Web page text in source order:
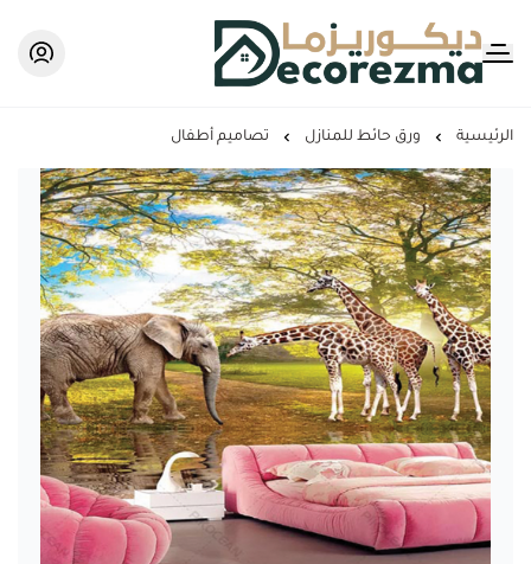
Decorezma
الرئيسية ورق حائط للمنازل تصاميم أطفال